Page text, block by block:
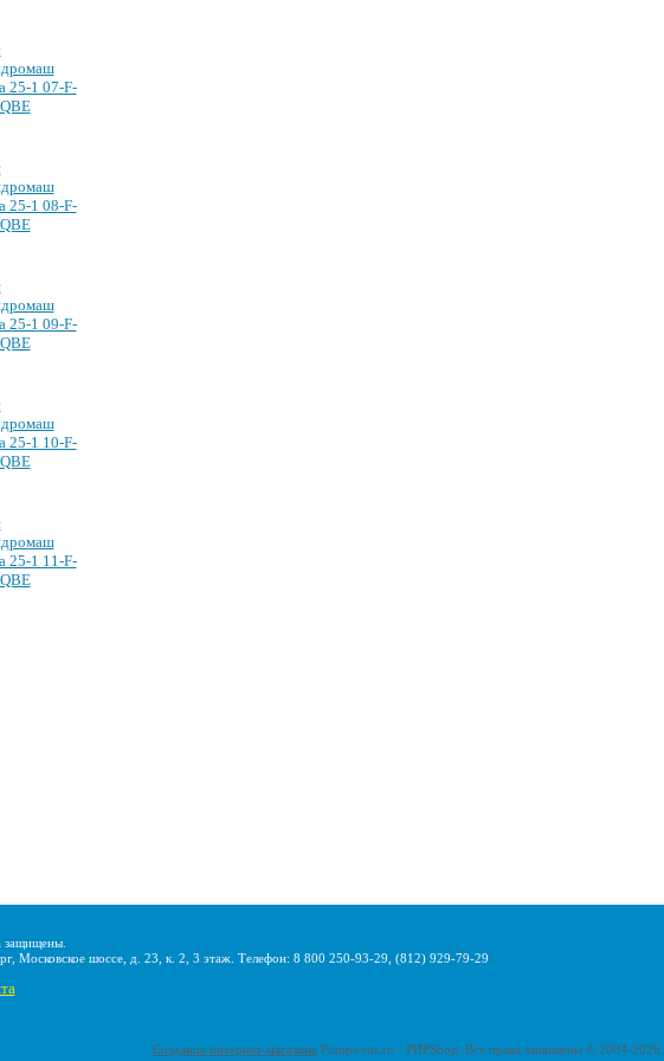
25-1 07-F-
25-1 08-F-
25-1 09-F-
25-1 10-F-
25-1 11-F-
защищены.
Московское шоссе, д. 23, к. 2, 3 этаж. Телефон: 8 800 250-93-29, (812) 929-79-29
Создание интернет-магазина Pumps-rus.ru - PHPShop. Все права защищены © 2004-2026.